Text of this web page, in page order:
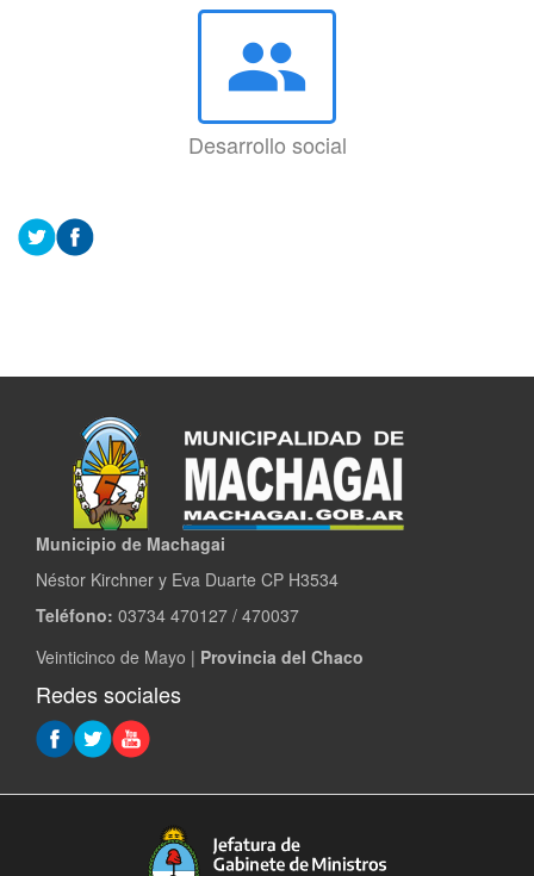
group
Desarrollo social
Municipio de Machagai
Néstor Kirchner y Eva Duarte CP H3534
Teléfono: 03734 470127 / 470037
Veinticinco de Mayo | Provincia del Chaco
Redes sociales